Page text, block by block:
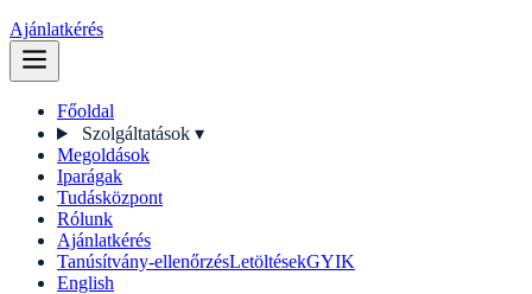
Ajánlatkérés
Főoldal
Szolgáltatások ▾
Megoldások
Iparágak
Tudásközpont
Rólunk
Ajánlatkérés
Tanúsítvány-ellenőrzésLetöltésekGYIK
English